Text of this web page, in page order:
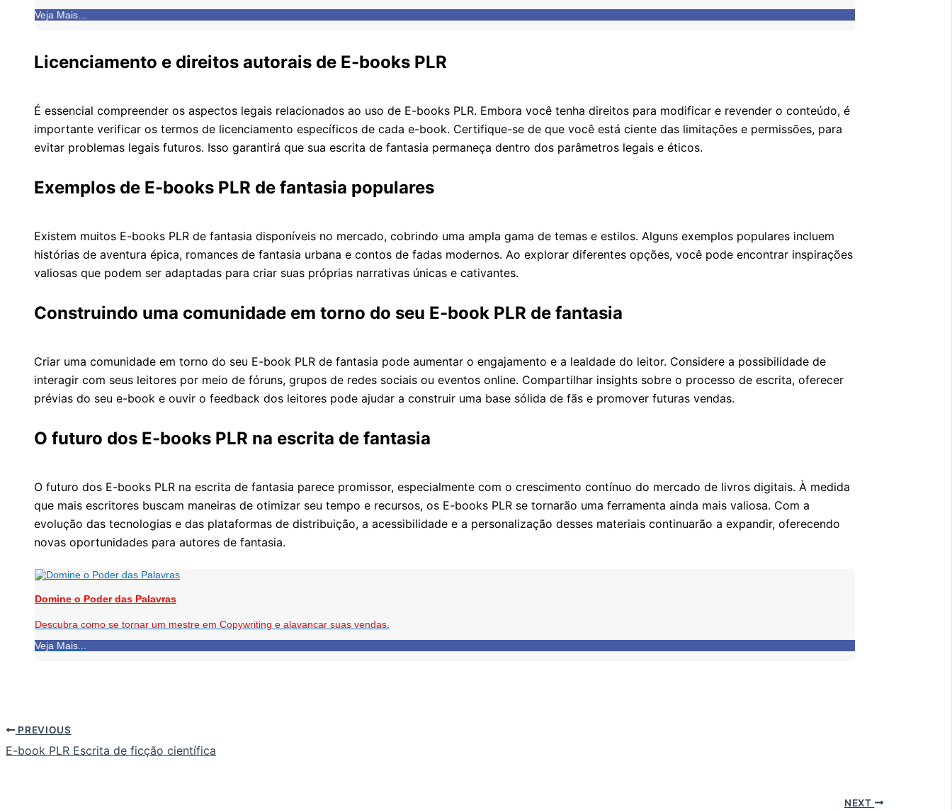
Veja Mais...
Licenciamento e direitos autorais de E-books PLR
É essencial compreender os aspectos legais relacionados ao uso de E-books PLR. Embora você tenha direitos para modificar e revender o conteúdo, é
importante verificar os termos de licenciamento específicos de cada e-book. Certifique-se de que você está ciente das limitações e permissões, para
evitar problemas legais futuros. Isso garantirá que sua escrita de fantasia permaneça dentro dos parâmetros legais e éticos.
Exemplos de E-books PLR de fantasia populares
Existem muitos E-books PLR de fantasia disponíveis no mercado, cobrindo uma ampla gama de temas e estilos. Alguns exemplos populares incluem
histórias de aventura épica, romances de fantasia urbana e contos de fadas modernos. Ao explorar diferentes opções, você pode encontrar inspirações
valiosas que podem ser adaptadas para criar suas próprias narrativas únicas e cativantes.
Construindo uma comunidade em torno do seu E-book PLR de fantasia
Criar uma comunidade em torno do seu E-book PLR de fantasia pode aumentar o engajamento e a lealdade do leitor. Considere a possibilidade de
interagir com seus leitores por meio de fóruns, grupos de redes sociais ou eventos online. Compartilhar insights sobre o processo de escrita, oferecer
prévias do seu e-book e ouvir o feedback dos leitores pode ajudar a construir uma base sólida de fãs e promover futuras vendas.
O futuro dos E-books PLR na escrita de fantasia
O futuro dos E-books PLR na escrita de fantasia parece promissor, especialmente com o crescimento contínuo do mercado de livros digitais. À medida
que mais escritores buscam maneiras de otimizar seu tempo e recursos, os E-books PLR se tornarão uma ferramenta ainda mais valiosa. Com a
evolução das tecnologias e das plataformas de distribuição, a acessibilidade e a personalização desses materiais continuarão a expandir, oferecendo
novas oportunidades para autores de fantasia.
Domine o Poder das Palavras
Descubra como se tornar um mestre em Copywriting e alavancar suas vendas.
Veja Mais...
PREVIOUS
E-book PLR Escrita de ficção científica
NEXT